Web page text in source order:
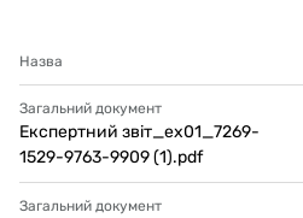
Назва
Загальний документ
Експертний звіт_ex01_7269-
1529-9763-9909 (1).pdf
Загальний документ